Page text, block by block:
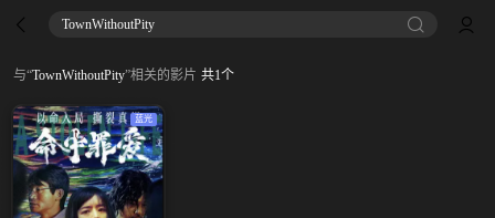
TownWithoutPity
与“TownWithoutPity”相关的影片 共1个
蓝光